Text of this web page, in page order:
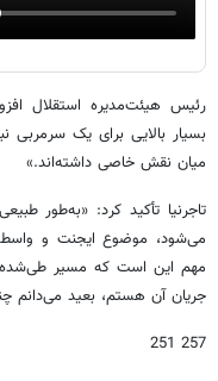
رئیس هیئت‌مدیره استقلال
بسیار بالایی برای یک سرمربی
میان نقش خاصی داشته‌اند.»
تاجرنیا تأکید کرد: «به‌طور
می‌شود، موضوع ایجنت و
مهم این است که مسیر طی‌شده
جریان آن هستم، بعید می‌دانم
257 251